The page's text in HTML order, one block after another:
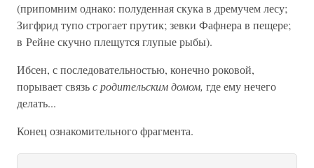
(припомним однако: полуденная скука в дремучем лесу;
Зигфрид тупо строгает прутик; зевки Фафнера в пещере;
в Рейне скучно плещутся глупые рыбы).
Ибсен, с последовательностью, конечно роковой,
порывает связьс родительским домом, где ему нечего
делать...
Конец ознакомительного фрагмента.